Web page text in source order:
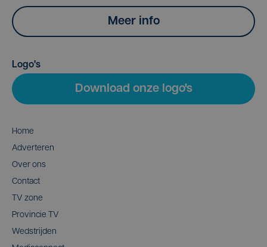
Meer info
Logo's
Download onze logo's
Home
Adverteren
Over ons
Contact
TV zone
Provincie TV
Wedstrijden